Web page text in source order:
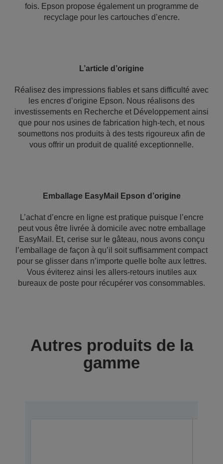
fois. Epson propose également un programme de
recyclage pour les cartouches d’encre.
L’article d’origine
Réalisez des impressions fiables et sans difficulté avec
les encres d’origine Epson. Nous réalisons des
investissements en Recherche et Développement ainsi
que pour nos usines de fabrication high-tech, et nous
soumettons nos produits à des tests rigoureux afin de
vous offrir un produit de qualité exceptionnelle.
Emballage EasyMail Epson d’origine
L’achat d’encre en ligne est pratique puisque l’encre
peut vous être livrée à domicile avec notre emballage
EasyMail. Et, cerise sur le gâteau, nous avons conçu
l’emballage de façon à qu’il soit suffisamment compact
pour se glisser dans n’importe quelle boîte aux lettres.
Vous éviterez ainsi les allers-retours inutiles aux
bureaux de poste pour récupérer vos consommables.
Autres produits de la
gamme